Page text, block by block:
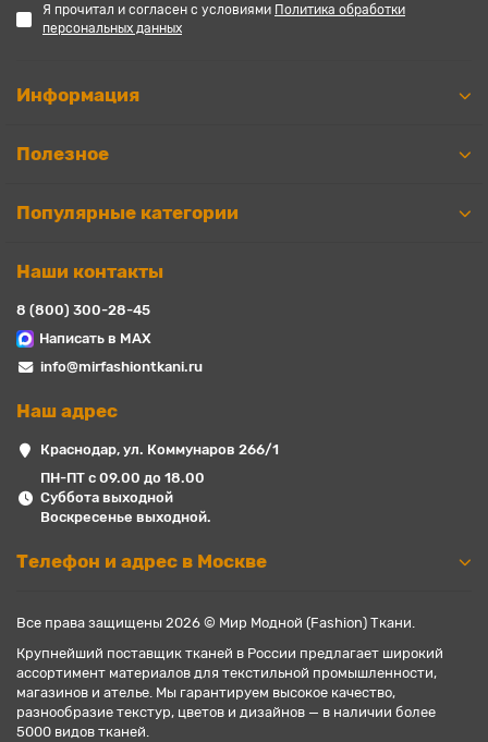
Я прочитал и согласен с условиями Политика обработки
персональных данных
Информация
Полезное
Популярные категории
Наши контакты
8 (800) 300-28-45
Написать в MAX
info@mirfashiontkani.ru
Наш адрес
Краснодар, ул. Коммунаров 266/1
ПН-ПТ с 09.00 до 18.00
Суббота выходной
Воскресенье выходной.
Телефон и адрес в Москве
Все права защищены 2026 © Мир Модной (Fashion) Ткани.
Крупнейший поставщик тканей в России предлагает широкий
ассортимент материалов для текстильной промышленности,
магазинов и ателье. Мы гарантируем высокое качество,
разнообразие текстур, цветов и дизайнов — в наличии более
5000 видов тканей.